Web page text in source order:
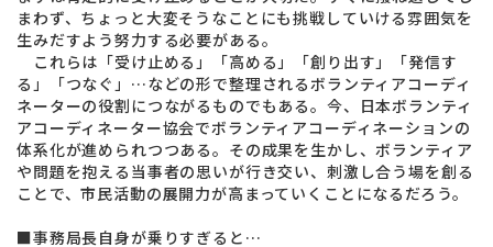
まわず、ちょっと大変そうなことにも挑戦していける雰囲気を
生みだすよう努力する必要がある。
これらは「受け止める」「高める」「創り出す」「発信す
る」「つなぐ」…などの形で整理されるボランティアコーディ
ネーターの役割につながるものでもある。今、日本ボランティ
アコーディネーター協会でボランティアコーディネーションの
体系化が進められつつある。その成果を生かし、ボランティア
や問題を抱える当事者の思いが行き交い、刺激し合う場を創る
ことで、市民活動の展開力が高まっていくことになるだろう。
■事務局長自身が乗りすぎると…